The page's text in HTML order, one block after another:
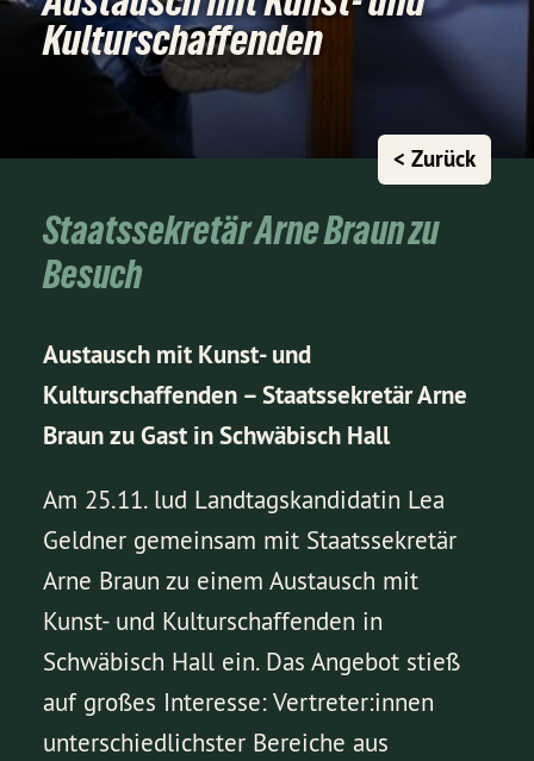
Kulturschaffenden
< Zurück
Staatssekretär Arne Braun zu
Besuch
Austausch mit Kunst- und
Kulturschaffenden – Staatssekretär Arne
Braun zu Gast in Schwäbisch Hall
Am 25.11. lud Landtagskandidatin Lea
Geldner gemeinsam mit Staatssekretär
Arne Braun zu einem Austausch mit
Kunst- und Kulturschaffenden in
Schwäbisch Hall ein. Das Angebot stieß
auf großes Interesse: Vertreter:innen
unterschiedlichster Bereiche aus